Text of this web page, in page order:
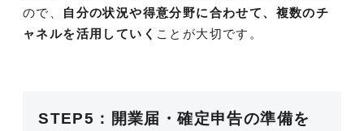
ので、
自分の状況や得意分野に合わせて、複数のチ
ャネルを活用していく ことが大切です。
STEP5：開業届・確定申告の準備を